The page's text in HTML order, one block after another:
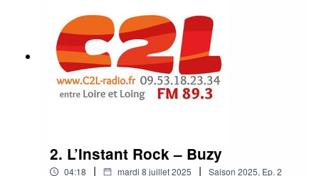
2. L’Instant Rock – Buzy
04:18 | mardi 8 juillet 2025 | Saison 2025, Ep. 2